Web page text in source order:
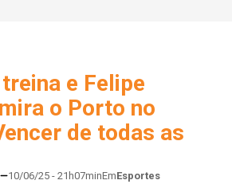
e Felipe
o Porto no
de todas as
10/06/25 - 21h07minEmEsportes